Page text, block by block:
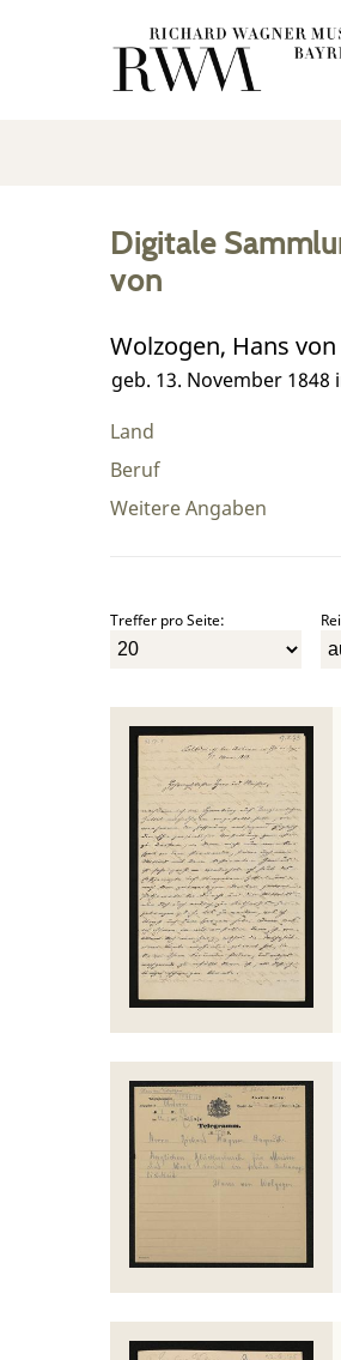
Digitale
von
Wolzogen, Hans von
geb. 13. November 1848
Land
Beruf
Weitere Angaben
Treffer pro Seite: